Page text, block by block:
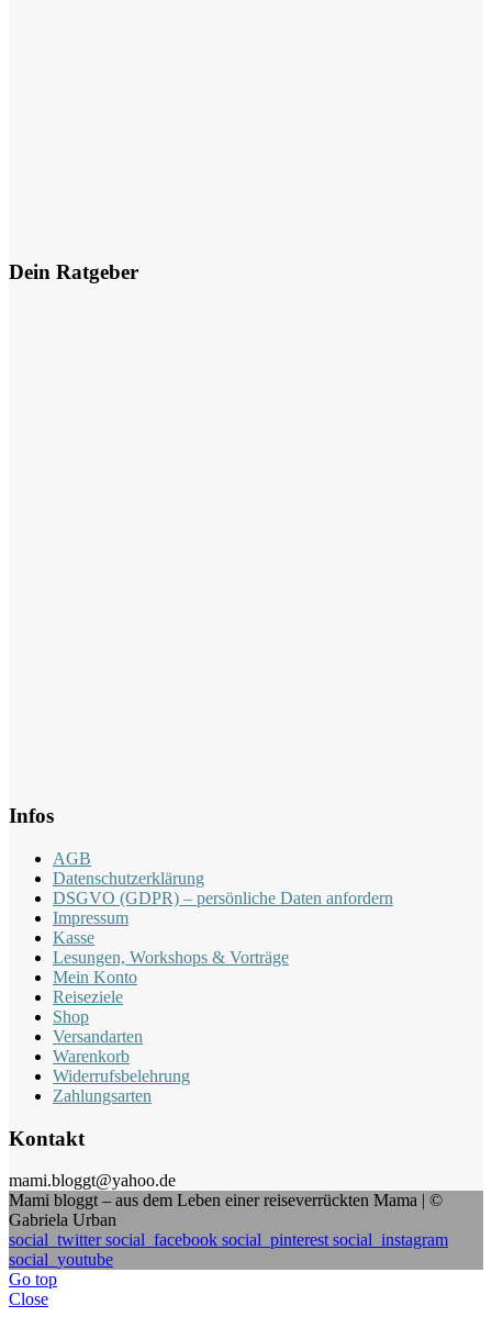
Dein Ratgeber
Infos
AGB
Datenschutzerklärung
DSGVO (GDPR) – persönliche Daten anfordern
Impressum
Kasse
Lesungen, Workshops & Vorträge
Mein Konto
Reiseziele
Shop
Versandarten
Warenkorb
Widerrufsbelehrung
Zahlungsarten
Kontakt
mami.bloggt@yahoo.de
Mami bloggt – aus dem Leben einer reiseverrückten Mama | ©
Gabriela Urban
social_twittersocial_facebook social_pinterest social_instagram
social_youtube
Go top
Close